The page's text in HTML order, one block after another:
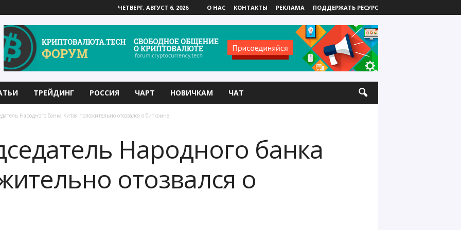
ЧЕТВЕРГ, АВГУСТ 6, 2026 О НАС КОНТАКТЫ РЕКЛАМА ПОДДЕРЖАТЬ РЕСУРС
ТРЕЙДИНГ РОССИЯ ЧАРТ НОВИЧКАМ ЧАТ
Народного банка Китая положительно отозвался о биткоине
Народного банка
отозвался о